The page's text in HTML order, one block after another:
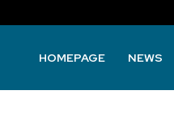
HOMEPAGE NEWS